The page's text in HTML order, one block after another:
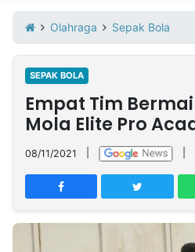
Iklan
Berita
Kami
Nasional
International
Olahraga
Entertainment
Daerah
Pariwisata
Kuliner
Kolom
Network
PT
TREETAN
MULTIMEDIA
INDONESIA
Olahraga Sepak Bola
SEPAK BOLA
Empat Tim
Mola Elite Pro
08/11/2021